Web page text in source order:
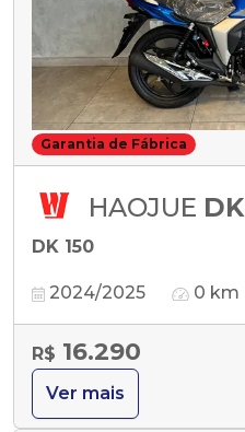
Garantia de Fábrica
HAOJUE DK
DK 150
2024/2025 0 km
R$ 16.290
Ver mais